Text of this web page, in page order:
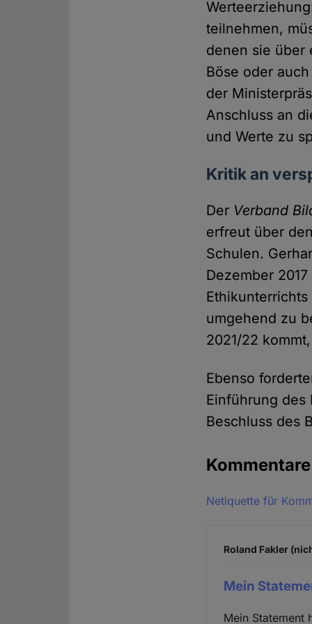
teilnehmen,
denen sie über
Böse oder
der
Anschluss an
und Werte zu
Kritik an
Der Verband
erfreut über
Schulen.
Dezember
umgehend zu
2021/22
Ebenso
Einführung des
Beschluss des
Kommentare
Netiquette für
Roland Fakler
Mein
Mein Statement